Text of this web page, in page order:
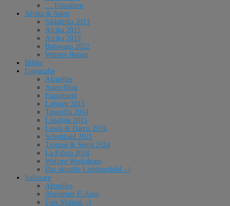
… Fotoalben
Afrika & Asien
Südafrika 2013
Afrika 2015
Afrika 2019
Botswana 2022
Weitere Reisen
Bilder
Fotografie
Aktuelles
Astro-Blog
Equipment
Lofoten 2013
Teneriffa 2014
Lissabon 2015
Lewis & Harris 2016
Schottland 2021
Tromsø & Senja 2024
La Palma 2024
Weitere Workshops
Das aktuelle Lieblingsbild :-)
Software
Aktuelles
Abenteuer E-Auto
User Manual ;-)